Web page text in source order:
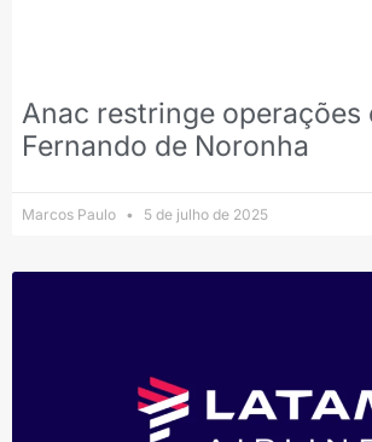
Anac restringe operações
Fernando de Noronha
Marcos Paulo 5 de julho de 2025